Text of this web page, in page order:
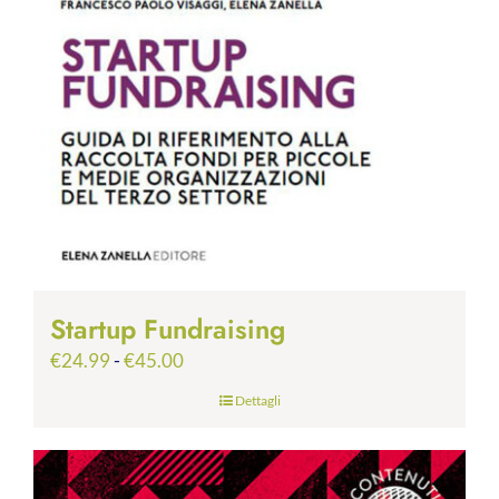
Startup Fundraising
€24.99-€45.00Fascia
€24.99
Dettagli